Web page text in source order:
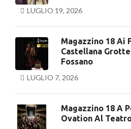
LUGLIO 19, 2026
Magazzino 18 Ai
Castellana Grotte
Fossano
LUGLIO 7, 2026
Magazzino 18 A
Ovation Al